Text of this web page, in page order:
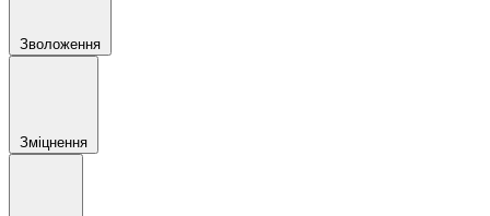
Зволоження
Зміцнення